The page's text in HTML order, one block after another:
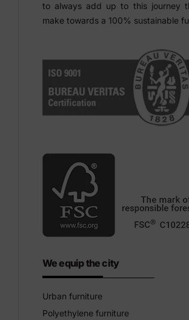
to always add up to this journey
make towards a 100% sustainable
We equip the city
Urban furniture
Polyethylene furniture